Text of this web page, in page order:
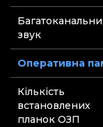
звук
Оперативна
Кількість
встановлених
планок ОЗП